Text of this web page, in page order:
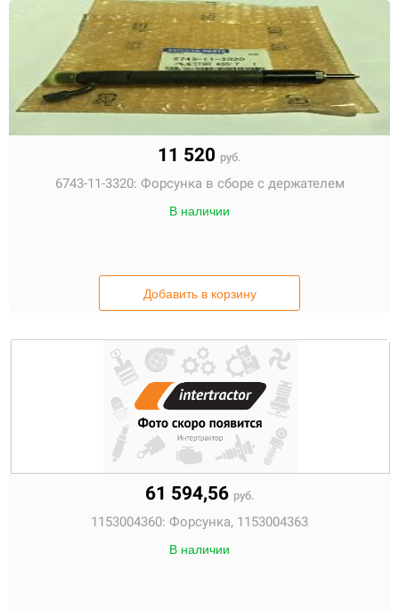
11 520 руб.
6743-11-3320: Форсунка в сборе с держателем
В наличии
Добавить в корзину
61 594,56 руб.
1153004360: Форсунка, 1153004363
В наличии